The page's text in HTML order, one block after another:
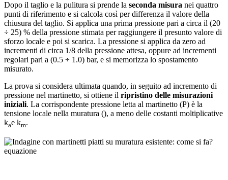
Dopo il taglio e la pulitura si prende la seconda misura nei quattro
punti di riferimento e si calcola così per differenza il valore della
chiusura del taglio. Si applica una prima pressione pari a circa il (20
÷ 25) % della pressione stimata per raggiungere il presunto valore di
sforzo locale e poi si scarica. La pressione si applica da zero ad
incrementi di circa 1/8 della pressione attesa, oppure ad incrementi
regolari pari a (0.5 ÷ 1.0) bar, e si memorizza lo spostamento
misurato.
La prova si considera ultimata quando, in seguito ad incremento di
pressione nel martinetto, si ottiene il ripristino delle misurazioni
iniziali. La corrispondente pressione letta al martinetto (P) è la
tensione locale nella muratura (), a meno delle costanti moltiplicative
kae km.